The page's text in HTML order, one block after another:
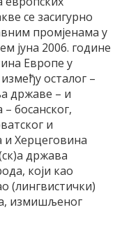
се засигурно
промјенама у
јуна 2006. године
Европе у
осталог –
државе – и
босанског,
и
и Херцеговина
држава
који као
(лингвистички)
измишљеног